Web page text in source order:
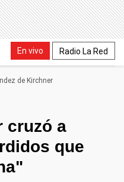
En vivo Radio La Red
de Kirchner
cruzó a
que